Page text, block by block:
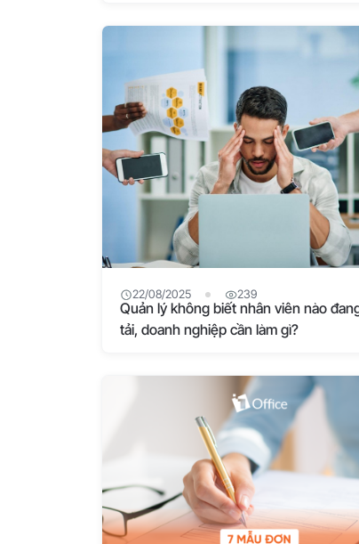
22/08/2025 239
Quản lý không biết nhân viên nào
tải, doanh nghiệp cần làm gì?